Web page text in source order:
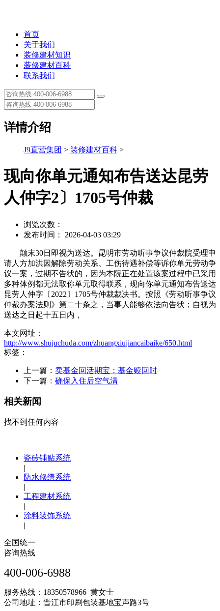
首页
关于我们
装修建材知识
装修建材百科
联系我们
详情介绍
J9直营集团 > 装修建材百科 >
现向你单元通知布告送达昆劳
人仲字2〕1705号仲裁
浏览次数：
发布时间： 2026-04-03 03:29
颠末30日即视为送达。昆明市劳动听事争议仲裁院受理申
请人方加洪因解除劳动关系、工伤待遇补偿等诉你单元劳动争
议一案，过期不告状的，因为本院正在处置该案过程中已采用
多种体例都无法取你单元取得联系，现向你单元通知布告送达
昆劳人仲字〔2022〕1705号仲裁裁决书。按照《劳动听事争议
仲裁办案法则》第二十条之，当事人能够依法向告状；自视为
送达之日起十五日内，
本文网址：
http://www.shujuchuda.com/zhuangxiujiancaibaike/650.html
标签：
上一篇： 卖基金回活期宝：基金赎回时
下一篇： 确保入住后空气清
相关新闻
找不到任何内容
瓷砖铺贴系统
|
防水修缮系统
|
工程建材系统
|
涂料装饰系统
|
全国统一
咨询热线
400-006-6988
服务热线：18350578966 黄女士
公司地址：晋江市印刷包装基地宝声路3号